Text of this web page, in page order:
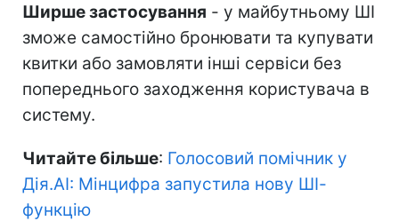
Ширше застосування - у майбутньому ШІ
зможе самостійно бронювати та купувати
квитки або замовляти інші сервіси без
попереднього заходження користувача в
систему.
Читайте більше: Голосовий помічник у
Дія.AI: Мінцифра запустила нову ШІ-
функцію